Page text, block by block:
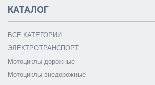
КАТАЛОГ
ВСЕ КАТЕГОРИИ
ЭЛЕКТРОТРАНСПОРТ
Мотоциклы дорожные
Мотоциклы внедорожные